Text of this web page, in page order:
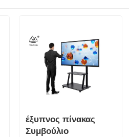
έξυπνος πίνακας
Συμβούλιο